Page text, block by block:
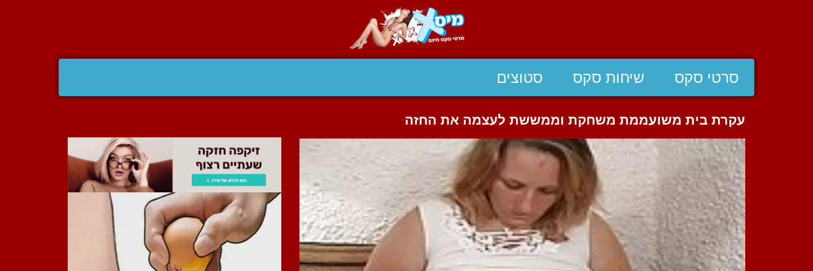
סרטי סקס שיחות סקס סטוצים
עקרת בית משועממת משחקת וממששת לעצמה את החזה